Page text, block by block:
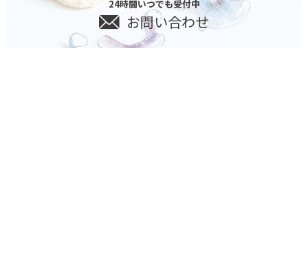
24時間いつでも受付中
お問い合わせ